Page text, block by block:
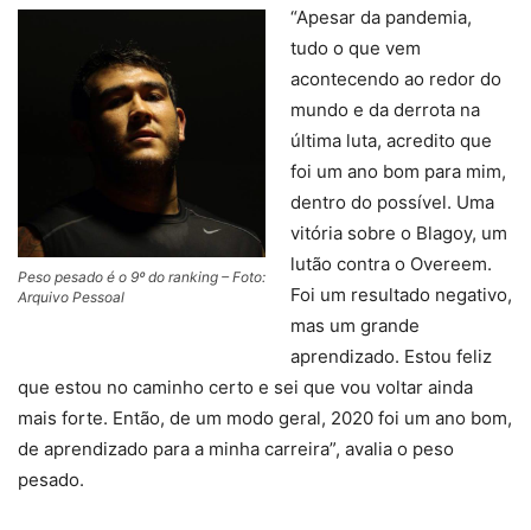
Peso pesado é o 9º do ranking – Foto:
Arquivo Pessoal
“Apesar da pandemia,
tudo o que vem
acontecendo ao redor do
mundo e da derrota na
última luta, acredito que
foi um ano bom para mim,
dentro do possível. Uma
vitória sobre o Blagoy, um
lutão contra o Overeem.
Foi um resultado negativo,
mas um grande
aprendizado. Estou feliz
que estou no caminho certo e sei que vou voltar ainda
mais forte. Então, de um modo geral, 2020 foi um ano bom,
de aprendizado para a minha carreira”, avalia o peso
pesado.